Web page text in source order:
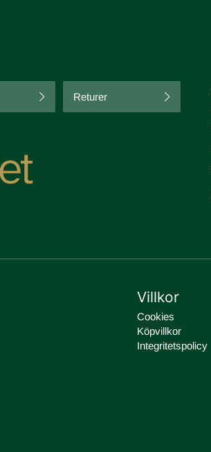
Returer
Villkor
Cookies
Köpvillkor
Integritetspolicy